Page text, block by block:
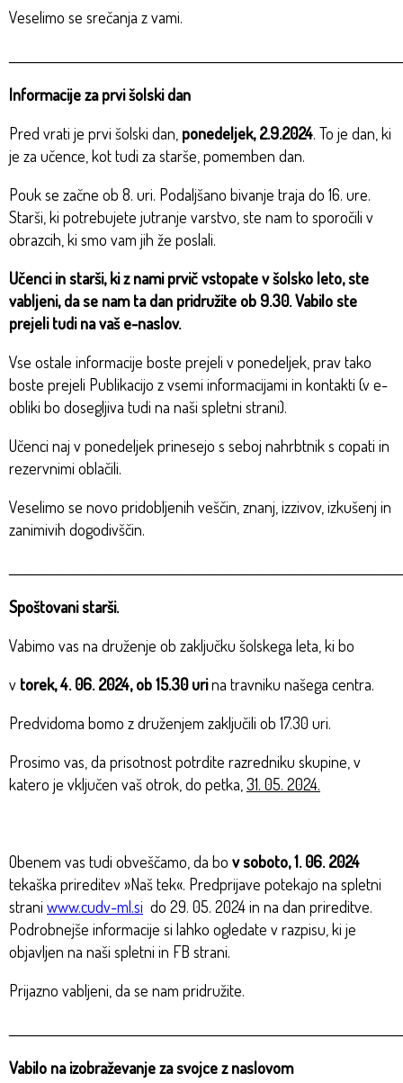
Veselimo se srečanja z vami.
Informacije za prvi šolski dan
Pred vrati je prvi šolski dan, ponedeljek, 2.9.2024. To je dan, ki
je za učence, kot tudi za starše, pomemben dan.
Pouk se začne ob 8. uri. Podaljšano bivanje traja do 16. ure.
Starši, ki potrebujete jutranje varstvo, ste nam to sporočili v
obrazcih, ki smo vam jih že poslali.
Učenci in starši, ki z nami prvič vstopate v šolsko leto, ste
vabljeni, da se nam ta dan pridružite ob 9.30. Vabilo ste
prejeli tudi na vaš e-naslov.
Vse ostale informacije boste prejeli v ponedeljek, prav tako
boste prejeli Publikacijo z vsemi informacijami in kontakti (v e-
obliki bo dosegljiva tudi na naši spletni strani).
Učenci naj v ponedeljek prinesejo s seboj nahrbtnik s copati in
rezervnimi oblačili.
Veselimo se novo pridobljenih veščin, znanj, izzivov, izkušenj in
zanimivih dogodivščin.
Spoštovani starši.
Vabimo vas na druženje ob zaključku šolskega leta, ki bo
v torek, 4. 06. 2024, ob 15.30 urina travniku našega centra.
Predvidoma bomo z druženjem zaključili ob 17.30 uri.
Prosimo vas, da prisotnost potrdite razredniku skupine, v
katero je vključen vaš otrok, do petka, 31. 05. 2024.
Obenem vas tudi obveščamo, da bo v soboto, 1. 06. 2024
tekaška prireditev »Naš tek«. Predprijave potekajo na spletni
strani www.cudv-ml.si do 29. 05. 2024 in na dan prireditve.
Podrobnejše informacije si lahko ogledate v razpisu, ki je
objavljen na naši spletni in FB strani.
Prijazno vabljeni, da se nam pridružite.
Vabilo na izobraževanje za svojce z naslovom